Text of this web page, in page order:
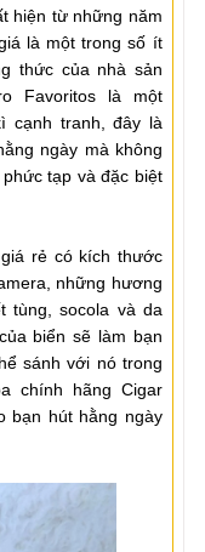
hiện từ những năm
là một trong số ít
thức của nhà sản
Favoritos là một
cạnh tranh, đây là
ngày mà không
tạp và đặc biệt
rẻ có kích thước
những hương
tùng, socola và da
biển sẽ làm bạn
sánh với nó trong
chính hãng Cigar
bạn hút hằng ngày